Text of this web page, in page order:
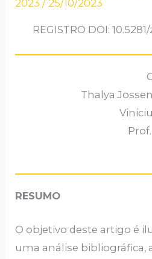
2023 /25/10/2023
REGISTRO DOI:
Thalya
RESUMO
O objetivo deste artigo é
uma análise bibliográfica,